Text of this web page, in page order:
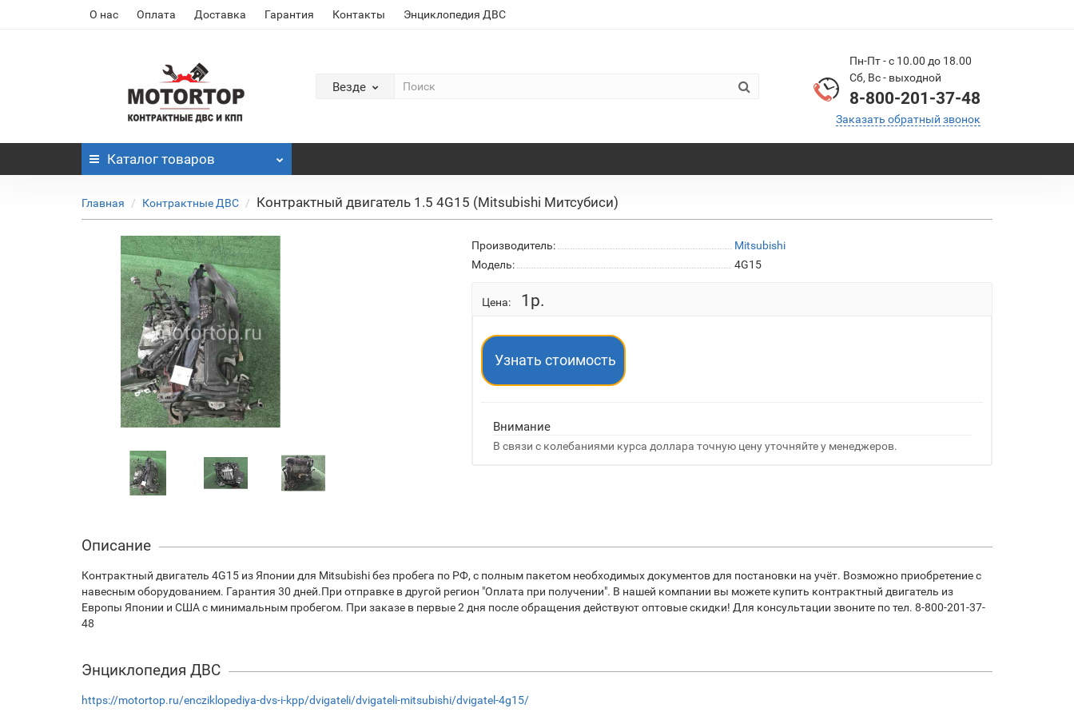
О нас Оплата Доставка Гарантия Контакты Энциклопедия ДВС
Везде
Пн-Пт - с 10.00 до 18.00
Сб, Вс - выходной
8-800-201-37-48
Заказать обратный звонок
Каталог товаров
Главная Контрактные ДВС Контрактный двигатель 1.5 4G15 (Mitsubishi Митсубиси)
Производитель:
Mitsubishi
Модель:
4G15
Цена: 1р.
Узнать стоимость
Внимание
В связи с колебаниями курса доллара точную цену уточняйте у менеджеров.
Описание
Контрактный двигатель 4G15 из Японии для Mitsubishi без пробега по РФ, с полным пакетом необходимых документов для постановки на учёт. Возможно приобретение с
навесным оборудованием. Гарантия 30 дней.При отправке в другой регион "Оплата при получении". В нашей компании вы можете купить контрактный двигатель из
Европы Японии и США с минимальным пробегом. При заказе в первые 2 дня после обращения действуют оптовые скидки! Для консультации звоните по тел. 8-800-201-37-
48
Энциклопедия ДВС
https://motortop.ru/encziklopediya-dvs-i-kpp/dvigateli/dvigateli-mitsubishi/dvigatel-4g15/